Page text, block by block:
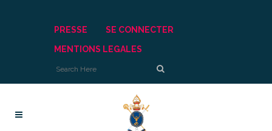
PRESSE
SE CONNECTER
MENTIONS LEGALES